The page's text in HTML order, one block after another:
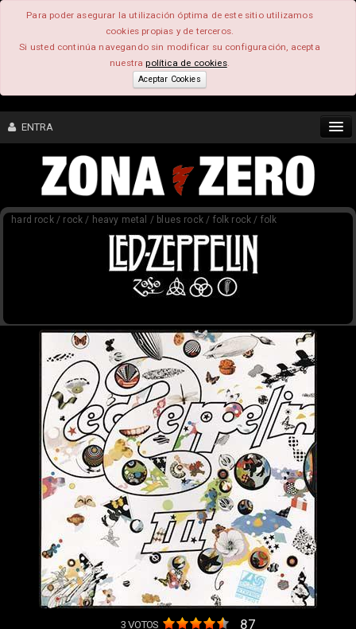
Para poder asegurar la utilización óptima de este sitio utilizamos
cookies propias y de terceros.
Si usted continúa navegando sin modificar su configuración, acepta
nuestrapolítica de cookies.
Aceptar Cookies
ENTRA
CONTENIDO
hard rock / rock / heavy metal / blues rock / folk rock / folk
3VOTOS 87